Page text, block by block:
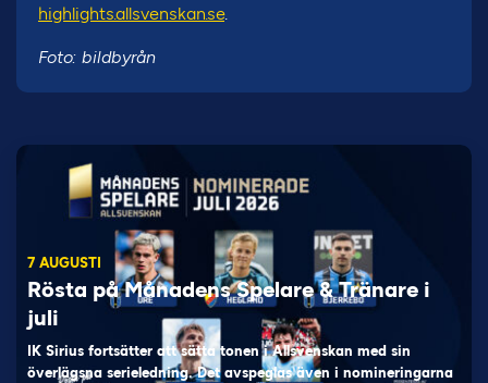
highlights.allsvenskan.se.
Foto: bildbyrån
7 AUGUSTI
Rösta på Månadens Spelare & Tränare i
juli
IK Sirius fortsätter att sätta tonen i Allsvenskan med sin
överlägsna serieledning. Det avspeglas även i nomineringarna